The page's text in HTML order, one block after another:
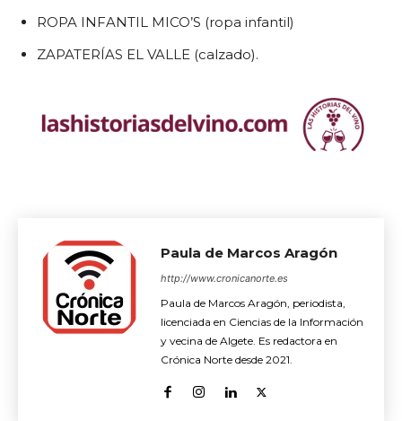
ROPA INFANTIL MICO’S (ropa infantil)
ZAPATERÍAS EL VALLE (calzado).
Paula de Marcos Aragón
http://www.cronicanorte.es
Paula de Marcos Aragón, periodista,
licenciada en Ciencias de la Información
y vecina de Algete. Es redactora en
Crónica Norte desde 2021.